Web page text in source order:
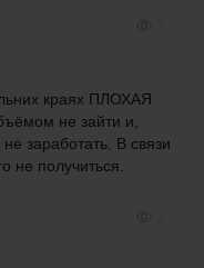
краях ПЛОХАЯ
не зайти и,
заработать. В связи
не получиться.